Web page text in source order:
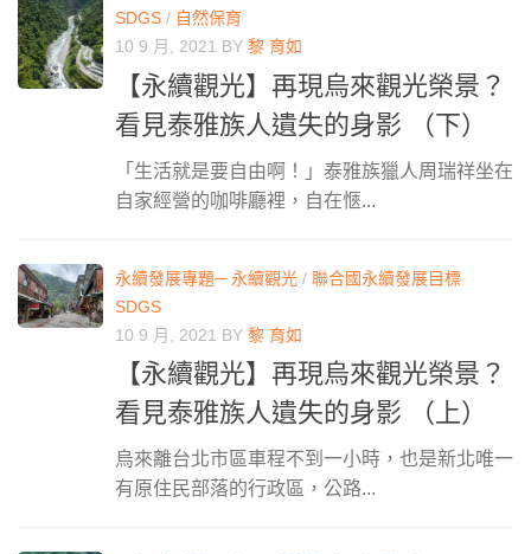
SDGS / 自然保育
10 9 月, 2021 BY 黎 育如
【永續觀光】再現烏來觀光榮景？
看見泰雅族人遺失的身影 （下）
「生活就是要自由啊！」泰雅族獵人周瑞祥坐在
自家經營的咖啡廳裡，自在愜...
永續發展專題─ 永續觀光 / 聯合國永續發展目標
SDGS
10 9 月, 2021 BY 黎 育如
【永續觀光】再現烏來觀光榮景？
看見泰雅族人遺失的身影 （上）
烏來離台北市區車程不到一小時，也是新北唯一
有原住民部落的行政區，公路...